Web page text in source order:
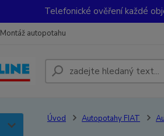
Telefonické ověření každé
Montáž autopotahu
Úvod Autopotahy FIAT